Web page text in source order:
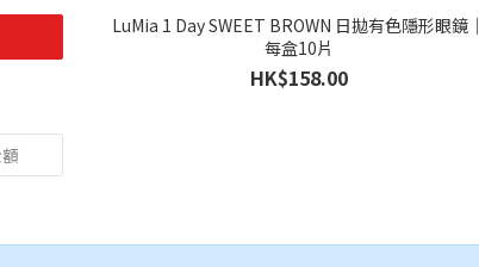
LuMia 1 Day SWEET BROWN 日拋有色隱形眼鏡｜
每盒10片
HK$158.00